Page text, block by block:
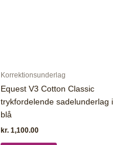
Korrektionsunderlag
Equest V3 Cotton Classic
trykfordelende sadelunderlag i
blå
kr. 1,100.00